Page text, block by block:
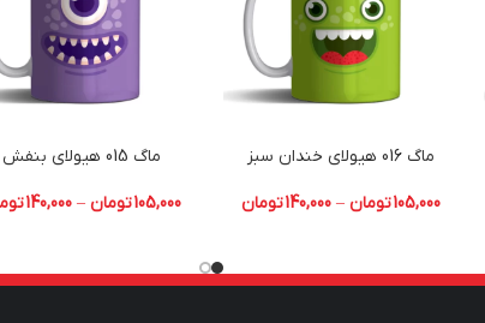
ماگ 016 هیولای خندان سبز
105,000تومان –
140,000تومان
ماگ 015 هیولای بنفش
105,000تومان –
140,000